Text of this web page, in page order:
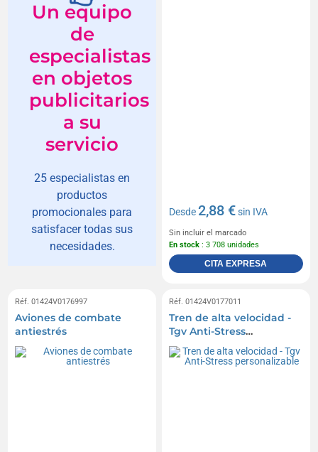
Un equipo
de
especialistas
en objetos
publicitarios
a su
servicio
25 especialistas en
productos
promocionales para
satisfacer todas sus
necesidades.
Desde2,88 €sin IVA
Sin incluir el marcado
En stock : 3 708 unidades
CITA EXPRESA
Réf. 01424V0176997
Aviones de combate
antiestrés
Réf. 01424V0177011
Tren de alta velocidad -
Tgv Anti-Stress
personalizable